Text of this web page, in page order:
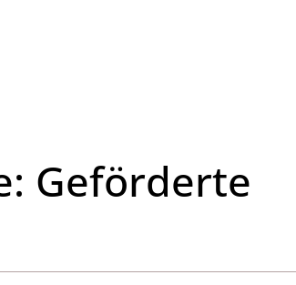
Geförderte